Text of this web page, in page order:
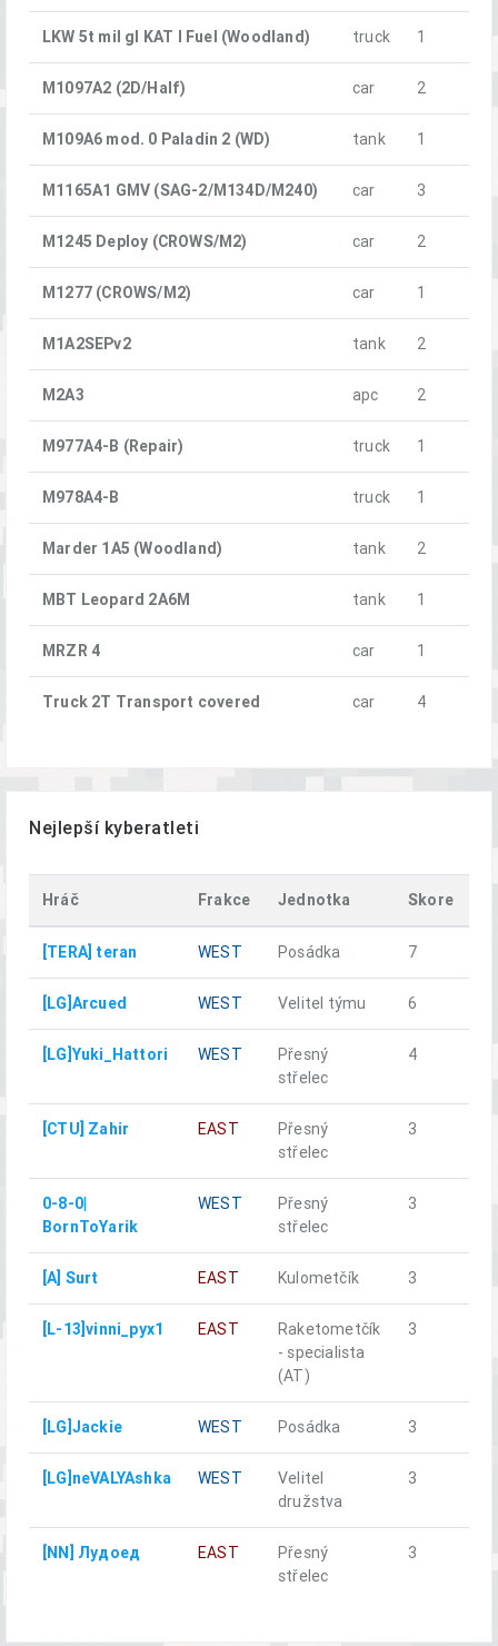
LKW 5t mil gl KAT I Fuel (Woodland) truck 1
M1097A2 (2D/Half) car 2
M109A6 mod. 0 Paladin 2 (WD) tank 1
M1165A1 GMV (SAG-2/M134D/M240) car 3
M1245 Deploy (CROWS/M2) car 2
M1277 (CROWS/M2) car 1
M1A2SEPv2 tank 2
M2A3 apc 2
M977A4-B (Repair) truck 1
M978A4-B truck 1
Marder 1A5 (Woodland) tank 2
MBT Leopard 2A6M tank 1
MRZR 4 car 1
Truck 2T Transport covered car 4
Nejlepší kyberatleti
Hráč Frakce Jednotka Skore
[TERA] teran WEST Posádka 7
[LG]Arcued WEST Velitel týmu 6
[LG]Yuki_Hattori WEST
Přesný
střelec
4
[CTU] Zahir EAST
Přesný
střelec
3
0-8-0|
BornToYarik
WEST
Přesný
střelec
3
[A] Surt EAST Kulometčík 3
[L-13]vinni_pyx1 EAST
Raketometčík
- specialista
(AT)
3
[LG]Jackie WEST Posádka 3
[LG]neVALYAshka WEST
Velitel
družstva
3
[NN] Лудоед EAST
Přesný
střelec
3